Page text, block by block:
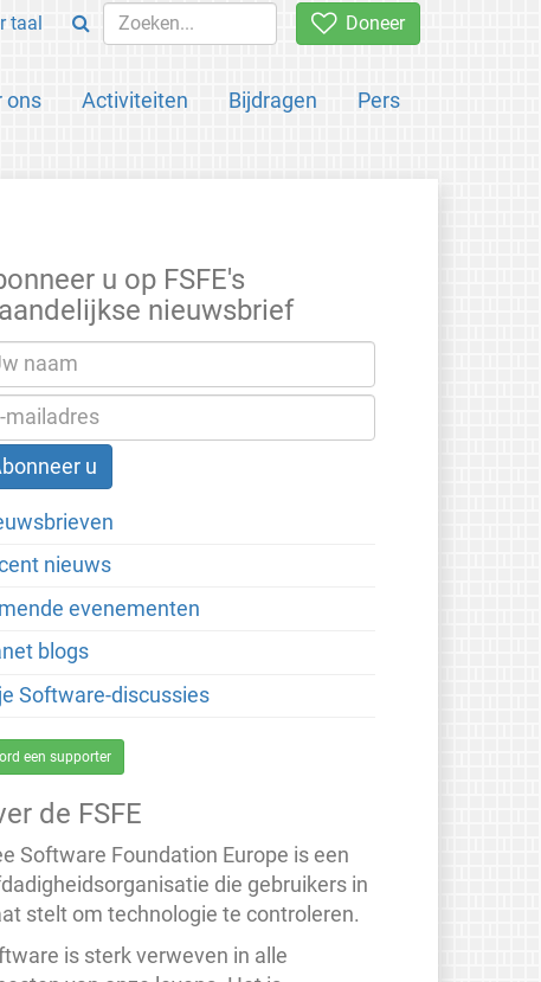
Doneer
ons Activiteiten Bijdragen Pers
taal
u op FSFE's
nieuwsbrief
nieuws
evenementen
blogs
Software-discussies
een supporter
de FSFE
Software Foundation Europe is een
die gebruikers in
stelt om technologie te controleren.
is sterk verweven in alle